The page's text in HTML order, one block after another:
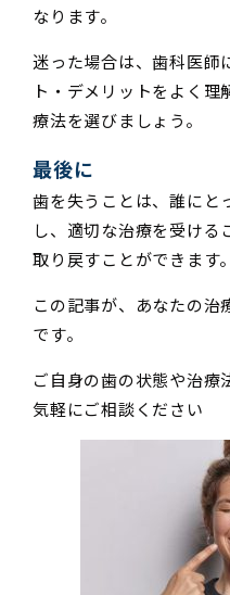
なります。
迷った場合は、歯科医師
ト・デメリットをよく
療法を選びましょう。
最後に
歯を失うことは、誰にと
し、適切な治療を受ける
取り戻すことができます。
この記事が、あなたの治
です。
ご自身の歯の状態や治療
気軽にご相談ください